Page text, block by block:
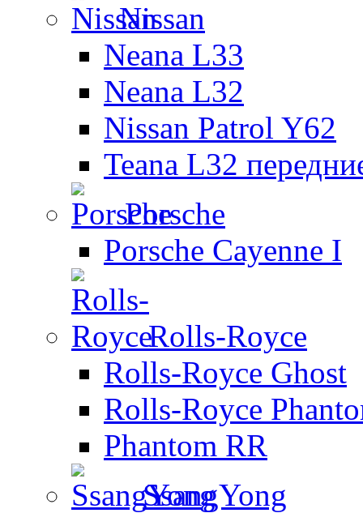
Nissan
Neana L33
Neana L32
Nissan Patrol Y62
Teana L32
Porsche
Porsche Cayenne I
Rolls-Royce
Rolls-Royce Ghost
Rolls-Royce
Phantom RR
SsangYong